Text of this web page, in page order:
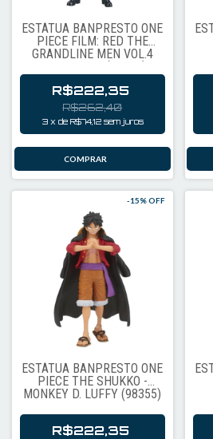
ESTÁTUA BANPRESTO ONE
PIECE FILM: RED THE
GRANDLINE MEN VOL.4
DXF - SANJI (89506)
R$222,35
R$262,40
3 x de R$74,12 sem juros
ESTÁTUA BANPRESTO ONE
PIECE THE SHUKKO -
MONKEY D. LUFFY (98355)
-15% OFF
R$222,35